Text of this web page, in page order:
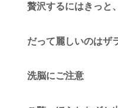
贅沢するにはきっと
だって麗しいのはザ
洗脳にご注意